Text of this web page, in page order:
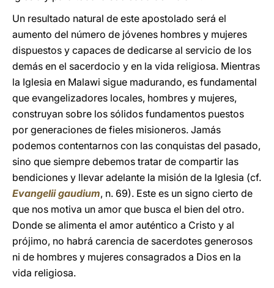
Un resultado natural de este apostolado será el
aumento del número de jóvenes hombres y mujeres
dispuestos y capaces de dedicarse al servicio de los
demás en el sacerdocio y en la vida religiosa. Mientras
la Iglesia en Malawi sigue madurando, es fundamental
que evangelizadores locales, hombres y mujeres,
construyan sobre los sólidos fundamentos puestos
por generaciones de fieles misioneros. Jamás
podemos contentarnos con las conquistas del pasado,
sino que siempre debemos tratar de compartir las
bendiciones y llevar adelante la misión de la Iglesia (cf.
Evangelii gaudium, n. 69). Este es un signo cierto de
que nos motiva un amor que busca el bien del otro.
Donde se alimenta el amor auténtico a Cristo y al
prójimo, no habrá carencia de sacerdotes generosos
ni de hombres y mujeres consagrados a Dios en la
vida religiosa.